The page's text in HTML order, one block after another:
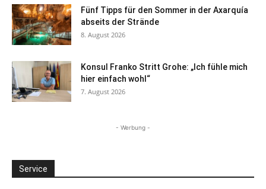
Fünf Tipps für den Sommer in der Axarquía
abseits der Strände
8. August 2026
Konsul Franko Stritt Grohe: „Ich fühle mich
hier einfach wohl“
7. August 2026
- Werbung -
Service